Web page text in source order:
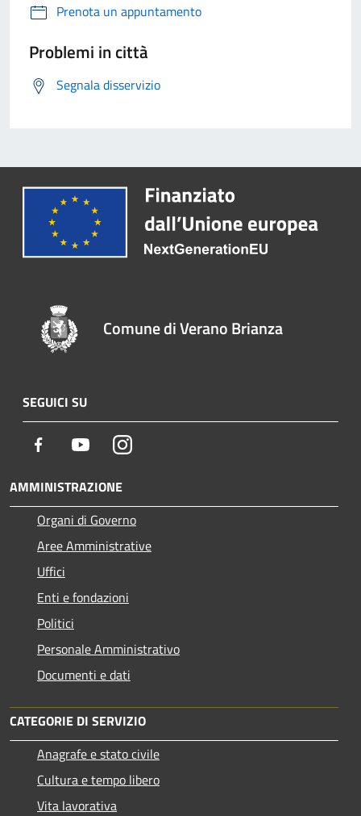
Prenota un appuntamento
Problemi in città
Segnala disservizio
Comune di Verano Brianza
SEGUICI SU
Facebook YoutubeInstagram
AMMINISTRAZIONE
Organi di Governo
Aree Amministrative
Uffici
Enti e fondazioni
Politici
Personale Amministrativo
Documenti e dati
CATEGORIE DI SERVIZIO
Anagrafe e stato civile
Cultura e tempo libero
Vita lavorativa